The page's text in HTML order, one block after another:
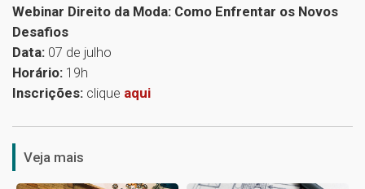
Webinar Direito da Moda: Como Enfrentar os Novos
Desafios
Data: 07 de julho
Horário: 19h
Inscrições: clique aqui
Veja mais